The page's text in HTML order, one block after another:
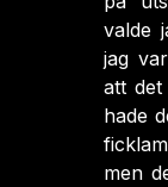
valde
jag
att
hade
men